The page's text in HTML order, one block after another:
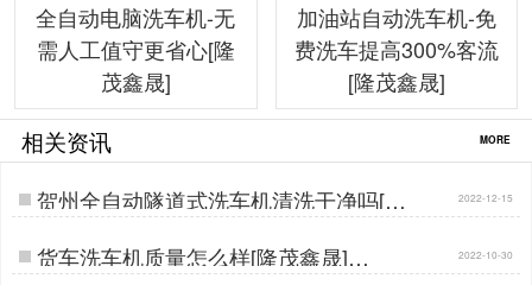
全自动电脑洗车机-无
需人工值守更省心[隆
茂鑫晟]
加油站自动洗车机-免
费洗车提高300%客流
[隆茂鑫晟]
相关资讯 MORE
贺州全自动隧道式洗车机清洗干净吗[隆
茂鑫晟]…
2022-12-15
货车洗车机质量怎么样[隆茂鑫晟]… 2022-10-30